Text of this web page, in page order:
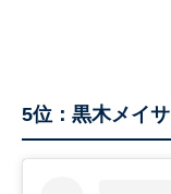
5位：黒木メイサ